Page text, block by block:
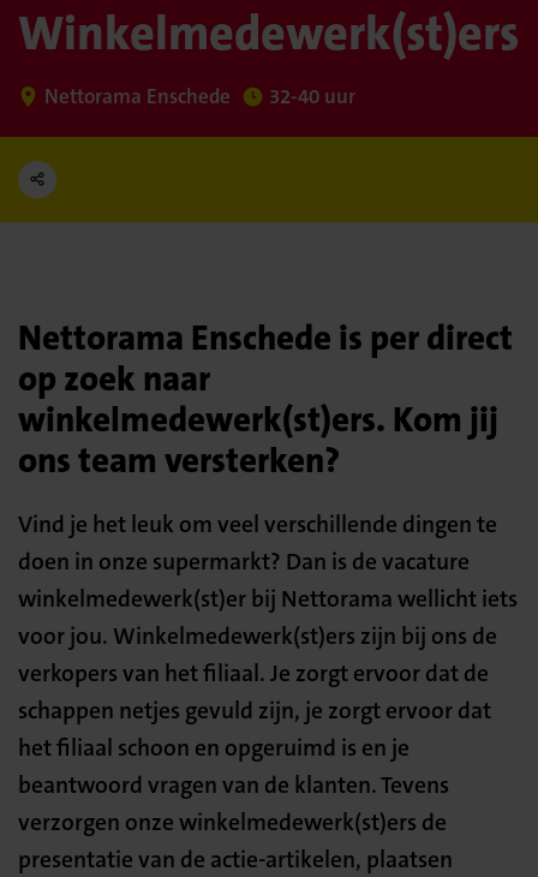
Winkelmedewerk(st)ers
Nettorama Enschede 32-40 uur
Nettorama Enschede is per direct
op zoek naar
winkelmedewerk(st)ers. Kom jij
ons team versterken?
Vind je het leuk om veel verschillende dingen te
doen in onze supermarkt? Dan is de vacature
winkelmedewerk(st)er bij Nettorama wellicht iets
voor jou. Winkelmedewerk(st)ers zijn bij ons de
verkopers van het filiaal. Je zorgt ervoor dat de
schappen netjes gevuld zijn, je zorgt ervoor dat
het filiaal schoon en opgeruimd is en je
beantwoord vragen van de klanten. Tevens
verzorgen onze winkelmedewerk(st)ers de
presentatie van de actie-artikelen, plaatsen